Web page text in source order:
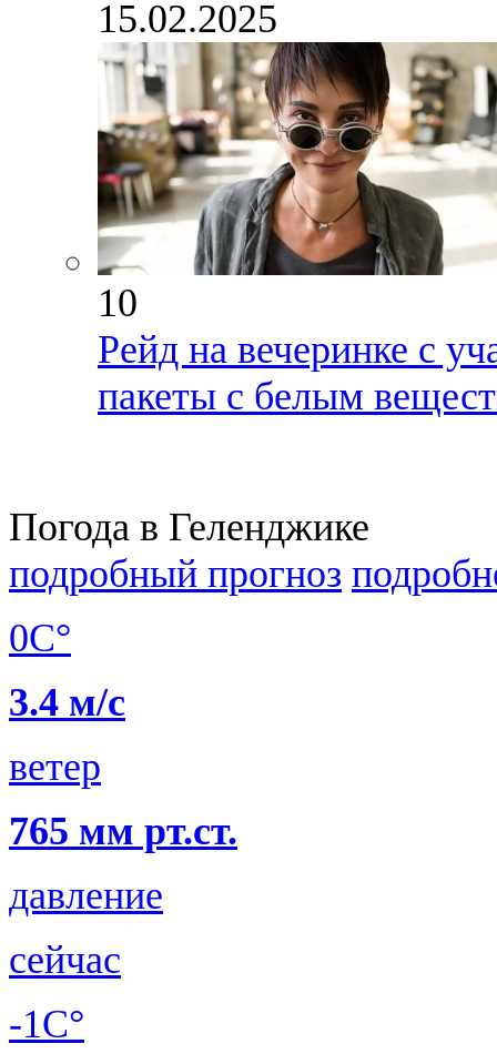
15.02.2025
10
Рейд на вечеринке с
пакеты с белым
Погода в Геленджике
подробный прогноз
0C°
3.4 м/с
ветер
765 мм рт.ст.
давление
сейчас
-1C°